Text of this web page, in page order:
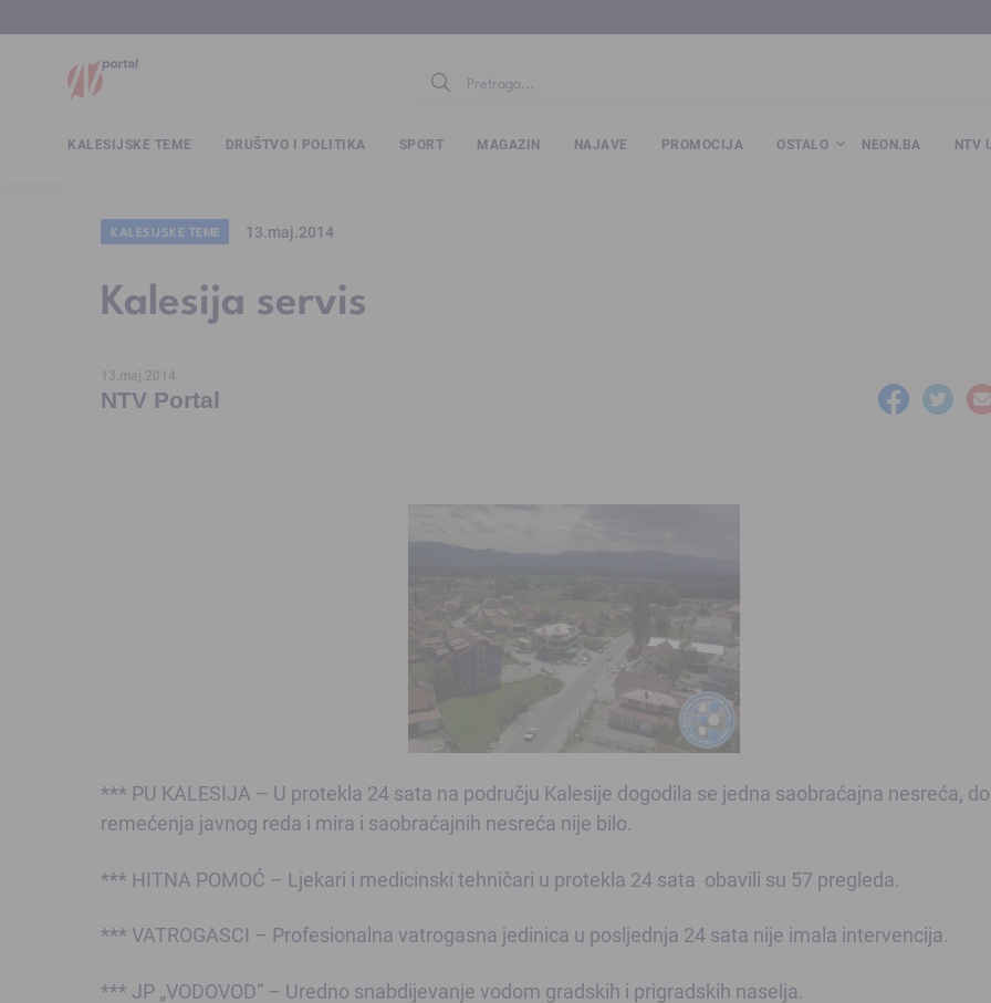
KALESIJSKE TEME DRUŠTVO I POLITIKA SPORT MAGAZIN NAJAVE PROMOCIJA OSTALO NEON.BA NTV
KALESIJSKE TEME 13.maj.2014
Kalesija servis
13.maj.2014
NTV Portal
*** PU KALESIJA – U protekla 24 sata na području Kalesije dogodila se jedna saobraćajna nesreća,
remećenja javnog reda i mira i saobraćajnih nesreća nije bilo.
*** HITNA POMOĆ – Ljekari i medicinski tehničari u protekla 24 sata obavili su 57 pregleda.
*** VATROGASCI – Profesionalna vatrogasna jedinica u posljednja 24 sata nije imala intervencija.
*** JP „VODOVOD“ – Uredno snabdijevanje vodom gradskih i prigradskih naselja.